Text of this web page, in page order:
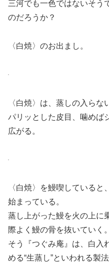
三河でも一色ではないそう
のだろうか？
〈白焼〉のお出まし。
〈白焼〉は、蒸しの入らな
パリッとした皮目、噛めば
広がる。
〈白焼〉を鰻喫している
始まっている。
蒸し上がった鰻を火の上に
際よく鰻の骨を抜いていく。
そう『つぐみ庵』は、白入
める“生蒸し”といわれる製